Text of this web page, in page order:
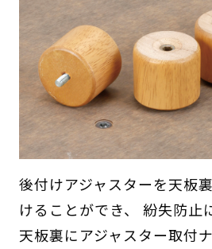
後付けアジャスターを天板
けることができ、 紛失防
天板裏にアジャスター取付